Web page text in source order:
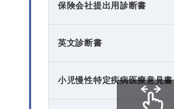
保険会社提出用診断書
英文診断書
小児慢性特定疾病医療意見書